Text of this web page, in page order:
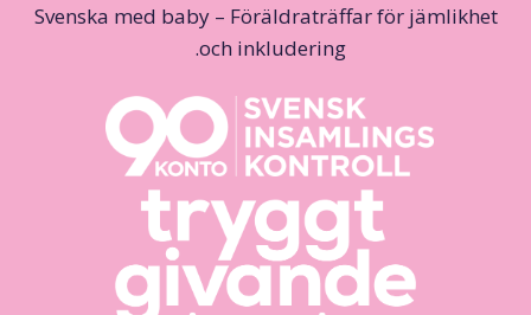
Svenska med baby – Föräldraträffar för jämlikhet
och inkludering.